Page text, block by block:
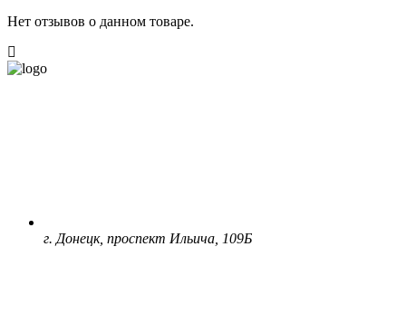
Нет отзывов о данном товаре.
г. Донецк, проспект Ильича, 109Б